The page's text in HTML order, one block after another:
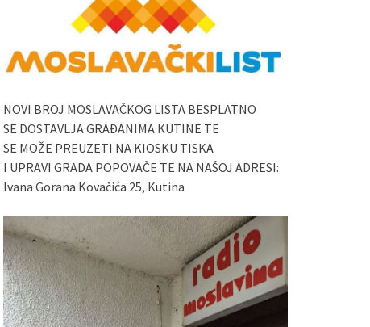
NOVI BROJ MOSLAVAČKOG LISTA BESPLATNO
SE DOSTAVLJA GRAĐANIMA KUTINE TE
SE MOŽE PREUZETI NA KIOSKU TISKA
I UPRAVI GRADA POPOVAČE TE NA NAŠOJ ADRESI:
Ivana Gorana Kovačića 25, Kutina